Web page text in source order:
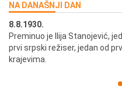
NA DANAŠNJI DAN
8.8.1930.
Preminuo je Ilija Stanojević,
prvi srpski režiser, jedan od
krajevima.